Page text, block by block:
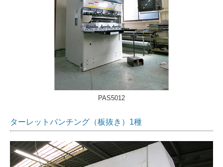
PAS5012
ターレットパンチング（板抜き）1種